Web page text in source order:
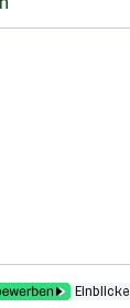
Einblicke